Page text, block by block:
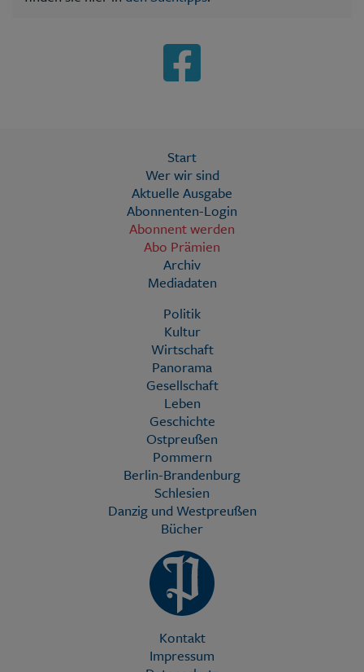
Start
Wer wir sind
Aktuelle Ausgabe
Abonnenten-Login
Abonnent werden
Abo Prämien
Archiv
Mediadaten
Politik
Kultur
Wirtschaft
Panorama
Gesellschaft
Leben
Geschichte
Ostpreußen
Pommern
Berlin-Brandenburg
Schlesien
Danzig und Westpreußen
Bücher
Kontakt
Impressum